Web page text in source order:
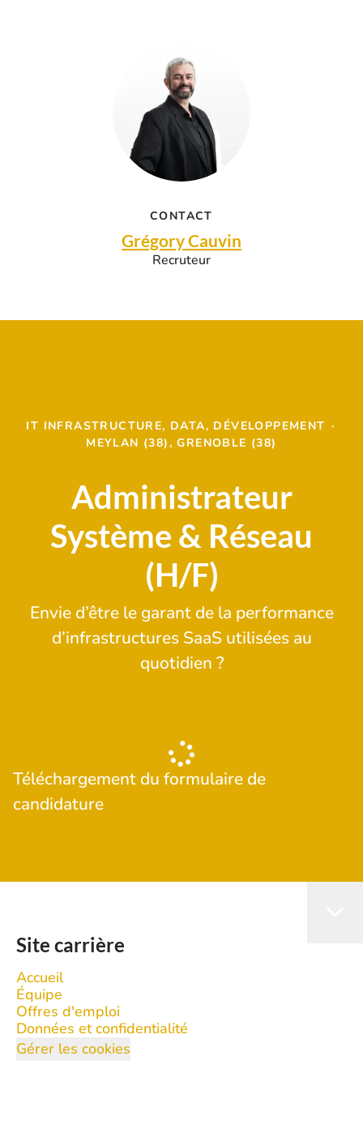
CONTACT
Grégory Cauvin
Recruteur
IT INFRASTRUCTURE, DATA, DÉVELOPPEMENT ·
MEYLAN (38), GRENOBLE (38)
Administrateur
Système & Réseau
(H/F)
Envie d’être le garant de la performance
d’infrastructures SaaS utilisées au
quotidien ?
Téléchargement du formulaire de
candidature
Site carrière
Accueil
Équipe
Offres d'emploi
Données et confidentialité
Gérer les cookies